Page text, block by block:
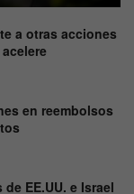
a otras acciones
en reembolsos
EE.UU. e Israel